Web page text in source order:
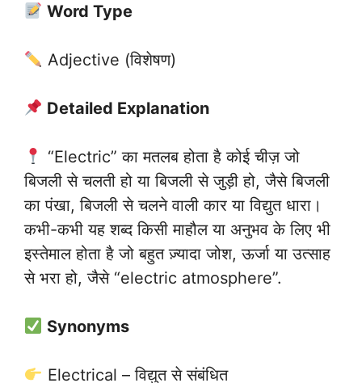
Word Type
Adjective (विशेषण)
Detailed Explanation
“Electric” का मतलब होता है कोई चीज़ जो
बिजली से चलती हो या बिजली से जुड़ी हो, जैसे बिजली
का पंखा, बिजली से चलने वाली कार या विद्युत धारा।
कभी-कभी यह शब्द किसी माहौल या अनुभव के लिए भी
इस्तेमाल होता है जो बहुत ज़्यादा जोश, ऊर्जा या उत्साह
से भरा हो, जैसे “electric atmosphere”.
Synonyms
Electrical – विद्युत से संबंधित